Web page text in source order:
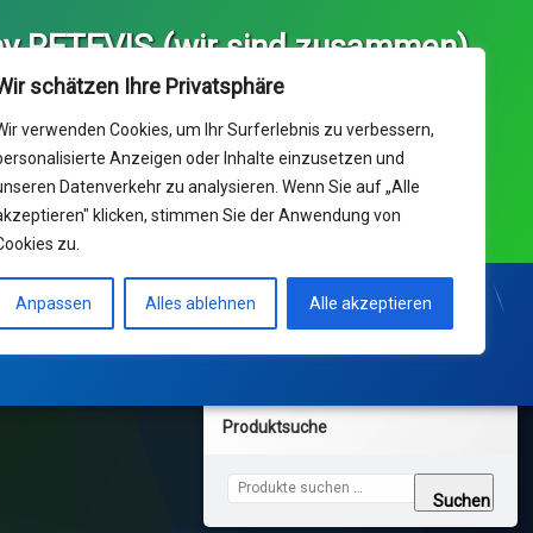
schätzen Ihre Privatsphäre
verwenden Cookies, um Ihr Surferlebnis zu verbessern,
Anzeigen oder Inhalte einzusetzen und
Datenverkehr zu analysieren. Wenn Sie auf „Alle
klicken, stimmen Sie der Anwendung von
zu.
Anpassen Alles ablehnen Alle akzeptieren
RETEVIS (wir sind zusammen)
und Ihr Kaufhaus für
von RETEVIS  (we
Delta Data UG(hb)
Support: Dienstag-Freitag 10:00 - 17:00 Uhr ° 14ct/min
; Mobil max 42ct/min
Support Center KONTAKT und Bestellungen
Produktsuche
Suchen nach:
Suchen